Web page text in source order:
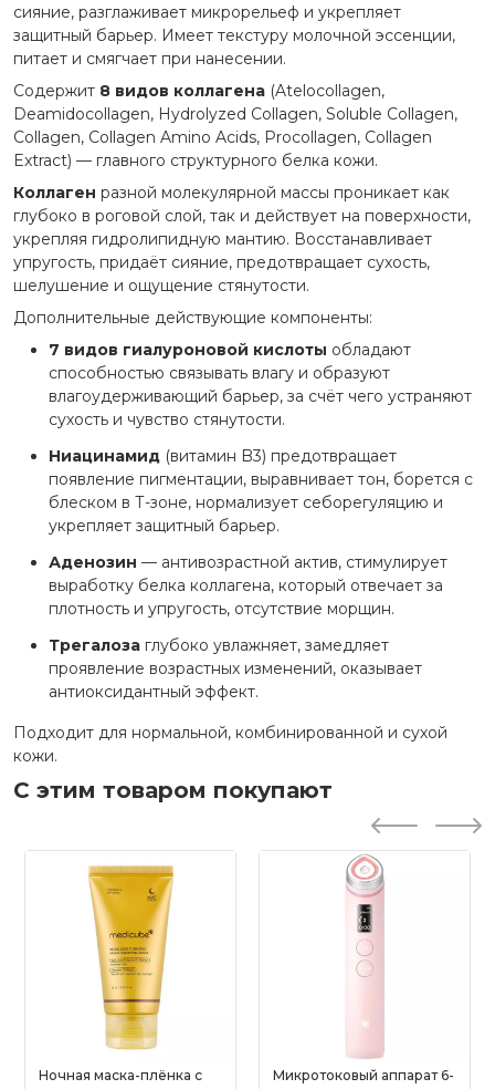
сияние, разглаживает микрорельеф и укрепляет
защитный барьер. Имеет текстуру молочной эссенции,
питает и смягчает при нанесении.
Содержит 8 видов коллагена (Atelocollagen,
Deamidocollagen, Hydrolyzed Collagen, Soluble Collagen,
Collagen, Collagen Amino Acids, Procollagen, Collagen
Extract) — главного структурного белка кожи.
Коллаген разной молекулярной массы проникает как
глубоко в роговой слой, так и действует на поверхности,
укрепляя гидролипидную мантию. Восстанавливает
упругость, придаёт сияние, предотвращает сухость,
шелушение и ощущение стянутости.
Дополнительные действующие компоненты:
7 видов гиалуроновой кислоты обладают
способностью связывать влагу и образуют
влагоудерживающий барьер, за счёт чего устраняют
сухость и чувство стянутости.
Ниацинамид (витамин B3) предотвращает
появление пигментации, выравнивает тон, борется с
блеском в Т-зоне, нормализует себорегуляцию и
укрепляет защитный барьер.
Аденозин — антивозрастной актив, стимулирует
выработку белка коллагена, который отвечает за
плотность и упругость, отсутствие морщин.
Трегалоза глубоко увлажняет, замедляет
проявление возрастных изменений, оказывает
антиоксидантный эффект.
Подходит для нормальной, комбинированной и сухой
кожи.
С этим товаром покупают
Ночная маска-плёнка с
Микротоковый аппарат 6-